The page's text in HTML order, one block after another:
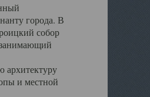
города. В
собор
занимающий
архитектуру
и местной